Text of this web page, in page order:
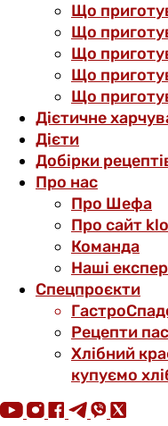
Що
Що
Що
Що
Що
Дієтичне
Дієти
Добірки
Про нас
Про Шефа
Про сайт
Команда
Наші
Спецпроєкти
Рецепти
Хлібний
купуємо